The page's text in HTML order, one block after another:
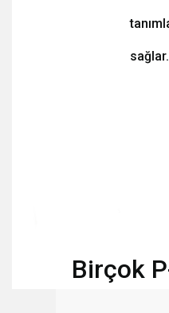
sağlar.
Birçok